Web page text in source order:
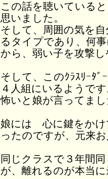
この話を聴いている
思いました。
そして、周囲の気を
るタイプであり、何
から、弱い子を攻撃
そして、このｸﾗｽﾘｰﾀ
４人組にいるようで
怖いと娘が言ってま
娘には 心に鍵をかけ
ったのですが、元来
同じクラスで３年間
が、離れるのが本当